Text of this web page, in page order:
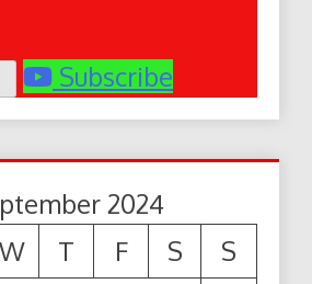
Subscribe
2024
W T F S
S